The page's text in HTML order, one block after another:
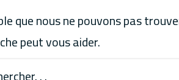
que nous ne pouvons pas
peut vous aider.